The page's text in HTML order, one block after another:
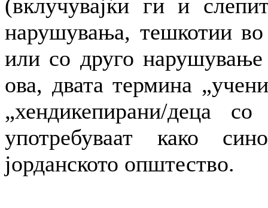
(вклучувајќи ги и
нарушувања, тешкотии
или со друго
ова, двата термина
„хендикепирани/деца
употребуваат како
јорданското општество.